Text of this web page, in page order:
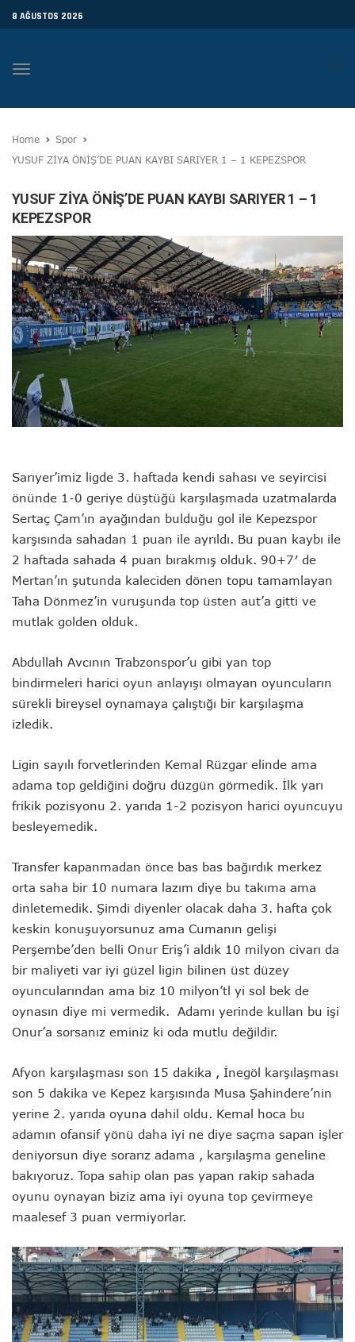
8 AĞUSTOS 2026
Toggle
Home
Spor
YUSUF ZİYA ÖNİŞ’DE PUAN KAYBI SARIYER 1 – 1 KEPEZSPOR
YUSUF ZİYA ÖNİŞ’DE PUAN KAYBI SARIYER 1 – 1
KEPEZSPOR
Sarıyer’imiz ligde 3. haftada kendi sahası ve seyircisi
önünde 1-0 geriye düştüğü karşılaşmada uzatmalarda
Sertaç Çam’ın ayağından bulduğu gol ile Kepezspor
karşısında sahadan 1 puan ile ayrıldı. Bu puan kaybı ile
2 haftada sahada 4 puan bırakmış olduk. 90+7′ de
Mertan’ın şutunda kaleciden dönen topu tamamlayan
Taha Dönmez’in vuruşunda top üsten aut’a gitti ve
mutlak golden olduk.
Abdullah Avcının Trabzonspor’u gibi yan top
bindirmeleri harici oyun anlayışı olmayan oyuncuların
sürekli bireysel oynamaya çalıştığı bir karşılaşma
izledik.
Ligin sayılı forvetlerinden Kemal Rüzgar elinde ama
adama top geldiğini doğru düzgün görmedik. İlk yarı
frikik pozisyonu 2. yarıda 1-2 pozisyon harici oyuncuyu
besleyemedik.
Transfer kapanmadan önce bas bas bağırdık merkez
orta saha bir 10 numara lazım diye bu takıma ama
dinletemedik. Şimdi diyenler olacak daha 3. hafta çok
keskin konuşuyorsunuz ama Cumanın gelişi
Perşembe’den belli Onur Eriş’i aldık 10 milyon civarı da
bir maliyeti var iyi güzel ligin bilinen üst düzey
oyuncularından ama biz 10 milyon’tl yi sol bek de
oynasın diye mi vermedik. Adamı yerinde kullan bu işi
Onur’a sorsanız eminiz ki oda mutlu değildir.
Afyon karşılaşması son 15 dakika , İnegöl karşılaşması
son 5 dakika ve Kepez karşısında Musa Şahindere’nin
yerine 2. yarıda oyuna dahil oldu. Kemal hoca bu
adamın ofansif yönü daha iyi ne diye saçma sapan işler
deniyorsun diye sorarız adama , karşılaşma geneline
bakıyoruz. Topa sahip olan pas yapan rakip sahada
oyunu oynayan biziz ama iyi oyuna top çevirmeye
maalesef 3 puan vermiyorlar.